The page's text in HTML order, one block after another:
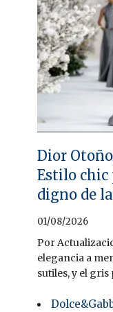
Dior
Estilo chic
digno de
01/08/2026
Por
elegancia a
sutiles, y el gris